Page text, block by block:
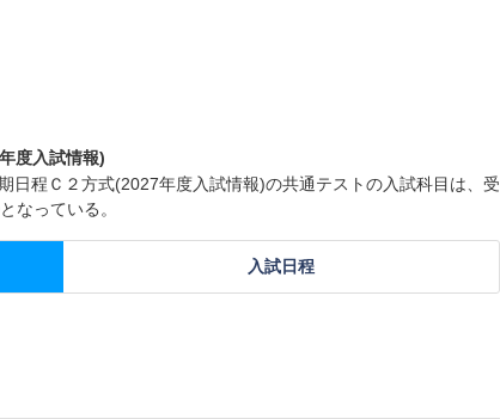
度入試情報)
程Ｃ２方式(2027年度入試情報)の共通テストの入試科目は、受
っている。
入試日程